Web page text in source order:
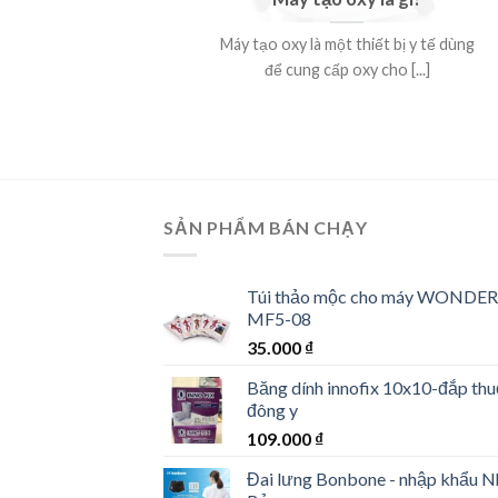
Máy tạo oxy là một thiết bị y tế dùng
để cung cấp oxy cho [...]
SẢN PHẨM BÁN CHẠY
Túi thảo mộc cho máy WONDER
MF5-08
35.000 ₫
Băng dính innofix 10x10-đắp
đông y
109.000 ₫
Đai lưng Bonbone - nhập khẩu